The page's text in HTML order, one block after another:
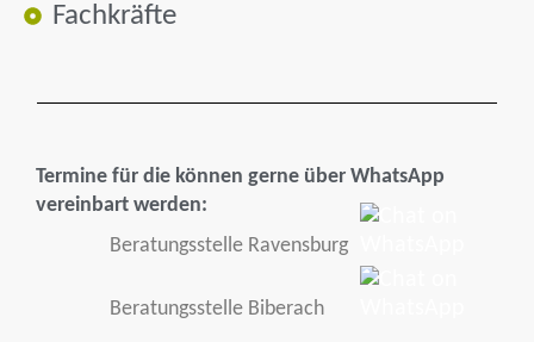
Fachkräfte
Beratungsstelle Biberach
Beratungsstelle Ravensburg
Termine für die können gerne über WhatsApp
vereinbart werden: